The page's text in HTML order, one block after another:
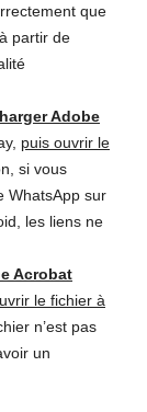
que
partir de
Adobe
puis ouvrir le
si vous
WhatsApp sur
les liens ne
Acrobat
le fichier à
n’est pas
un